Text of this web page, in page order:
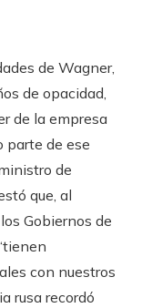
de Wagner,
de opacidad,
de la empresa
parte de ese
de
que, al
Gobiernos de
con nuestros
rusa recordó